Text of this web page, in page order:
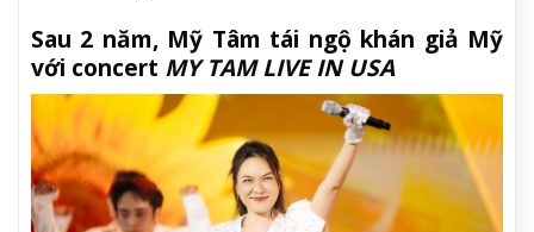
Sau 2 năm, Mỹ Tâm tái ngộ khán giả Mỹ
với concert MY TAM LIVE IN USA